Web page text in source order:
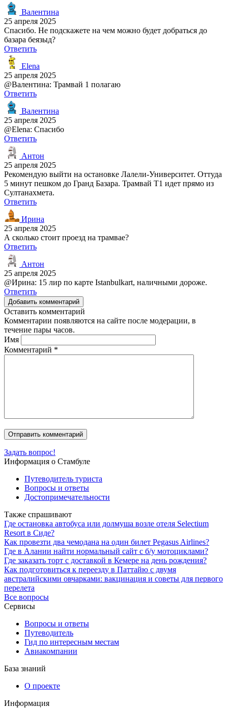
Валентина
25 апреля 2025
Спасибо. Не подскажете на чем можно будет добраться до
базара беязыд?
Ответить
Elena
25 апреля 2025
@Валентина: Трамвай 1 полагаю
Ответить
Валентина
25 апреля 2025
@Elena: Спасибо
Ответить
Антон
25 апреля 2025
Рекомендую выйти на остановке Лалели-Университет. Оттуда
5 минут пешком до Гранд Базара. Трамвай T1 идет прямо из
Султанахмета.
Ответить
Ирина
25 апреля 2025
А сколько стоит проезд на трамвае?
Ответить
Антон
25 апреля 2025
@Ирина: 15 лир по карте Istanbulkart, наличными дороже.
Ответить
Добавить комментарий
Оставить комментарий
Комментарии появляются на сайте после модерации, в
течение пары часов.
Имя
Комментарий *
Задать вопрос!
Информация о Стамбуле
Путеводитель туриста
Вопросы и ответы
Достопримечательности
Также спрашивают
Где остановка автобуса или долмуша возле отеля Selectium
Resort в Сиде?
Как провезти два чемодана на один билет Pegasus Airlines?
Где в Алании найти нормальный сайт с б/у мотоциклами?
Где заказать торт с доставкой в Кемере на день рождения?
Как подготовиться к переезду в Паттайю с двумя
австралийскими овчарками: вакцинация и советы для первого
перелета
Все вопросы
Сервисы
Вопросы и ответы
Путеводитель
Гид по интересным местам
Авиакомпании
База знаний
О проекте
Информация